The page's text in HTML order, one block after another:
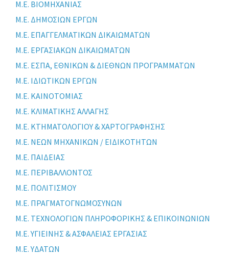
Μ.Ε. ΒΙΟΜΗΧΑΝΙΑΣ
Μ.Ε. ΔΗΜΟΣΙΩΝ ΕΡΓΩΝ
Μ.Ε. ΕΠΑΓΓΕΛΜΑΤΙΚΩΝ ΔΙΚΑΙΩΜΑΤΩΝ
Μ.Ε. ΕΡΓΑΣΙΑΚΩΝ ΔΙΚΑΙΩΜΑΤΩΝ
Μ.Ε. ΕΣΠΑ, ΕΘΝΙΚΩΝ & ΔΙΕΘΝΩΝ ΠΡΟΓΡΑΜΜΑΤΩΝ
Μ.Ε. ΙΔΙΩΤΙΚΩΝ ΕΡΓΩΝ
Μ.Ε. ΚΑΙΝΟΤΟΜΙΑΣ
Μ.Ε. ΚΛΙΜΑΤΙΚΗΣ ΑΛΛΑΓΗΣ
Μ.Ε. ΚΤΗΜΑΤΟΛΟΓΙΟΥ & ΧΑΡΤΟΓΡΑΦΗΣΗΣ
Μ.Ε. ΝΕΩΝ ΜΗΧΑΝΙΚΩΝ / ΕΙΔΙΚΟΤΗΤΩΝ
Μ.Ε. ΠΑΙΔΕΙΑΣ
Μ.Ε. ΠΕΡΙΒΑΛΛΟΝΤΟΣ
Μ.Ε. ΠΟΛΙΤΙΣΜΟΥ
Μ.Ε. ΠΡΑΓΜΑΤΟΓΝΩΜΟΣΥΝΩΝ
Μ.Ε. ΤΕΧΝΟΛΟΓΙΩΝ ΠΛΗΡΟΦΟΡΙΚΗΣ & ΕΠΙΚΟΙΝΩΝΙΩΝ
Μ.Ε. ΥΓΙΕΙΝΗΣ & ΑΣΦΑΛΕΙΑΣ ΕΡΓΑΣΙΑΣ
Μ.Ε. ΥΔΑΤΩΝ